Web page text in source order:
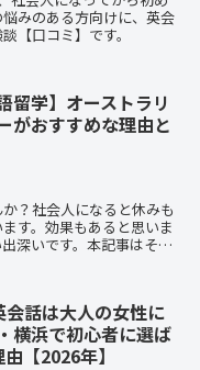
みのある方向けに、英会
【口コミ】です。
留学】オーストラリ
がおすすめな理由と
？社会人になると休みも
す。効果もあると思いま
深いです。本記事はそん
話は大人の女性に
横浜で初心者に選ば
【2026年】